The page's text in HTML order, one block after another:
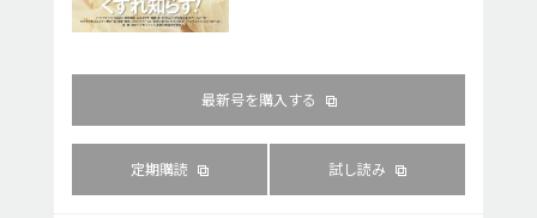
最新号を購入する
定期購読 試し読み